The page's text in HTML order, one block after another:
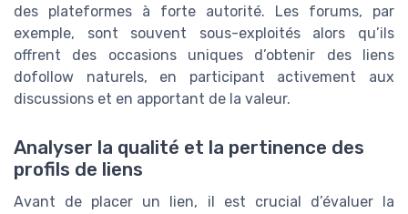
des plateformes à forte autorité. Les forums, par
exemple, sont souvent sous-exploités alors qu’ils
offrent des occasions uniques d’obtenir des liens
dofollow naturels, en participant activement aux
discussions et en apportant de la valeur.
Analyser la qualité et la pertinence des
profils de liens
Avant de placer un lien, il est crucial d’évaluer la